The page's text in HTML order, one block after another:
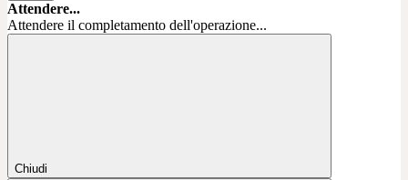
Attendere...
Attendere il completamento dell'operazione...
Chiudi